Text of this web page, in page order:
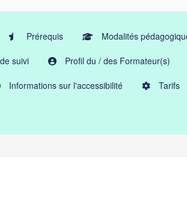
Prérequis Modalités
suivi Profil du / des Formateur(s)
Informations sur l'accessibilité Tarifs